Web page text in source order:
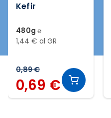
Kefir
480g ℮
1,44 € al GR
0,89 €
0,69 €